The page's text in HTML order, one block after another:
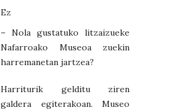
Ez
– Nola gustatuko litzaizueke
Nafarroako Museoa zuekin
harremanetan jartzea?
Harriturik gelditu ziren
galdera egiterakoan. Museo